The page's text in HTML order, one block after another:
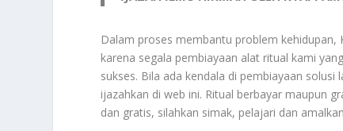
Dalam proses membantu problem kehidupan,
karena segala pembiayaan alat ritual kami
sukses. Bila ada kendala di pembiayaan
ijazahkan di web ini. Ritual berbayar maupun
dan gratis, silahkan simak, pelajari dan